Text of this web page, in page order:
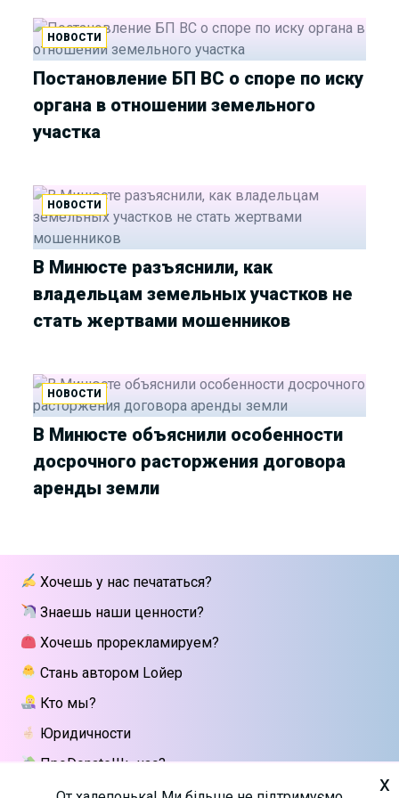
НОВОСТИ
Постановление БП ВС о споре по иску
органа в отношении земельного
участка
НОВОСТИ
В Минюсте разъяснили, как
владельцам земельных участков не
стать жертвами мошенников
НОВОСТИ
В Минюсте объяснили особенности
досрочного расторжения договора
аренды земли
x
Хочешь у нас печататься?
Знаешь наши ценности?
Хочешь прорекламируем?
Стань автором Lойер
Кто мы?
Юридичности
ПроDonateШь нас?
Напиши мне